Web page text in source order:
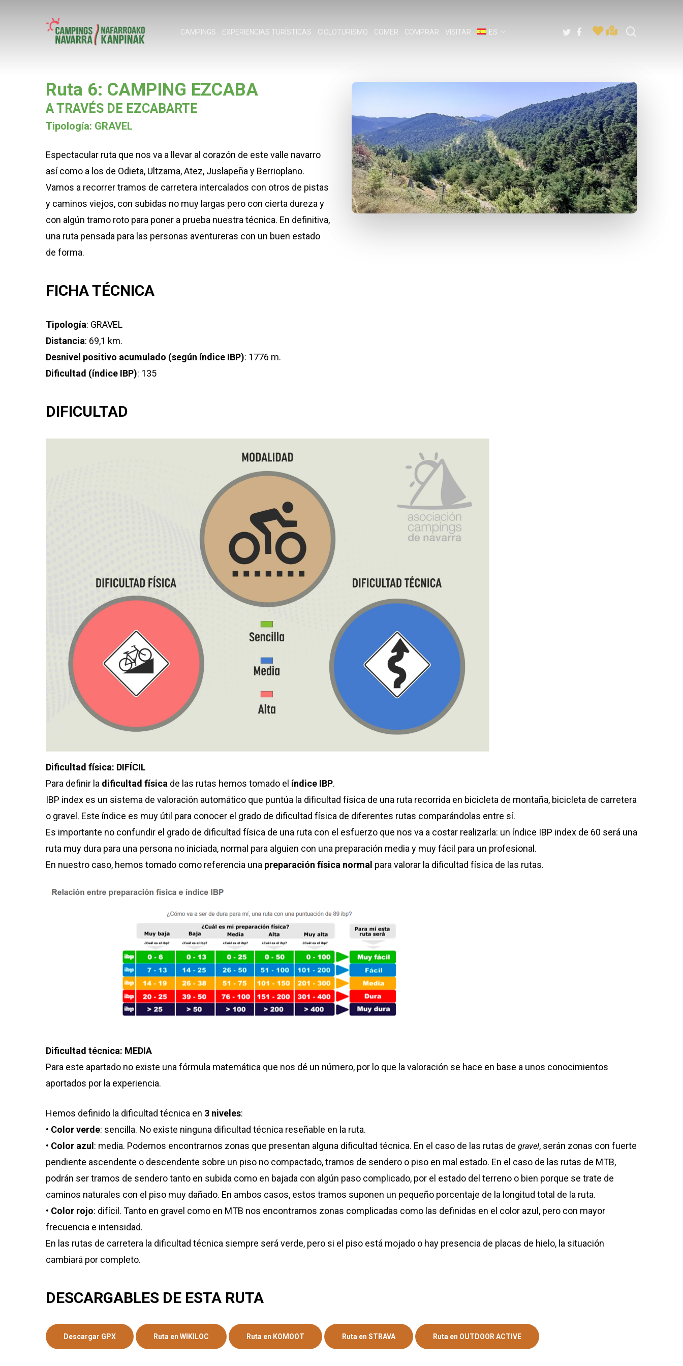
Pulse enter para buscar o ESC para cerrar
CAMPINGS EXPERIENCIAS TURÍSTICAS CICLOTURISMO COMER COMPRAR VISITAR ES twitterfacebook
Ruta 6: CAMPING EZCABA
A TRAVÉS DE EZCABARTE
Tipología: GRAVEL
Espectacular ruta que nos va a llevar al corazón de este valle navarro
así como a los de Odieta, Ultzama, Atez, Juslapeña y Berrioplano.
Vamos a recorrer tramos de carretera intercalados con otros de pistas
y caminos viejos, con subidas no muy largas pero con cierta dureza y
con algún tramo roto para poner a prueba nuestra técnica. En definitiva,
una ruta pensada para las personas aventureras con un buen estado
de forma.
FICHA TÉCNICA
Tipología: GRAVEL
Distancia: 69,1 km.
Desnivel positivo acumulado (según índice IBP): 1776 m.
Dificultad (índice IBP): 135
DIFICULTAD
Dificultad física: DIFÍCIL
Para definir la dificultad física de las rutas hemos tomado el índice IBP.
IBP index es un sistema de valoración automático que puntúa la dificultad física de una ruta recorrida en bicicleta de montaña, bicicleta de carretera
o gravel. Este índice es muy útil para conocer el grado de dificultad física de diferentes rutas comparándolas entre sí.
Es importante no confundir el grado de dificultad física de una ruta con el esfuerzo que nos va a costar realizarla: un índice IBP index de 60 será una
ruta muy dura para una persona no iniciada, normal para alguien con una preparación media y muy fácil para un profesional.
En nuestro caso, hemos tomado como referencia una preparación física normal para valorar la dificultad física de las rutas.
Dificultad técnica: MEDIA
Para este apartado no existe una fórmula matemática que nos dé un número, por lo que la valoración se hace en base a unos conocimientos
aportados por la experiencia.
Hemos definido la dificultad técnica en 3 niveles:
• Color verde: sencilla. No existe ninguna dificultad técnica reseñable en la ruta.
• Color azul : media. Podemos encontrarnos zonas que presentan alguna dificultad técnica. En el caso de las rutas de gravel, serán zonas con fuerte
pendiente ascendente o descendente sobre un piso no compactado, tramos de sendero o piso en mal estado. En el caso de las rutas de MTB,
podrán ser tramos de sendero tanto en subida como en bajada con algún paso complicado, por el estado del terreno o bien porque se trate de
caminos naturales con el piso muy dañado. En ambos casos, estos tramos suponen un pequeño porcentaje de la longitud total de la ruta.
• Color rojo: difícil. Tanto en gravel como en MTB nos encontramos zonas complicadas como las definidas en el color azul, pero con mayor
frecuencia e intensidad.
En las rutas de carretera la dificultad técnica siempre será verde, pero si el piso está mojado o hay presencia de placas de hielo, la situación
cambiará por completo.
DESCARGABLES DE ESTA RUTA
Descargar GPX Ruta en WIKILOC Ruta en KOMOOT Ruta en STRAVA Ruta en OUTDOOR ACTIVE